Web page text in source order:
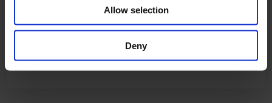
Allow selection
Deny
"Behandlet fantastisk"
11 biler købt/solgt og serviceret - gennem ca. 35 år
Søren Dalgaard